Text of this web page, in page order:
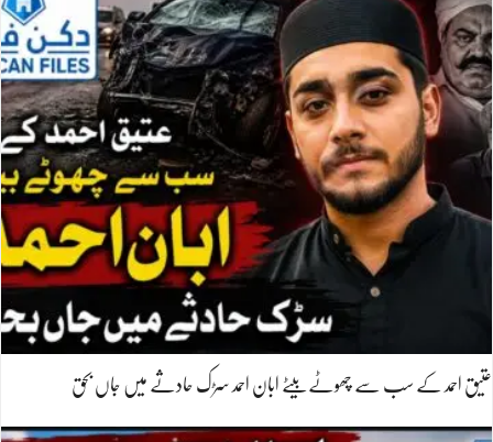
عتیق احمد کے سب سے چھوٹے بیٹے ابان احمد سڑک حادثے میں جاں بحق